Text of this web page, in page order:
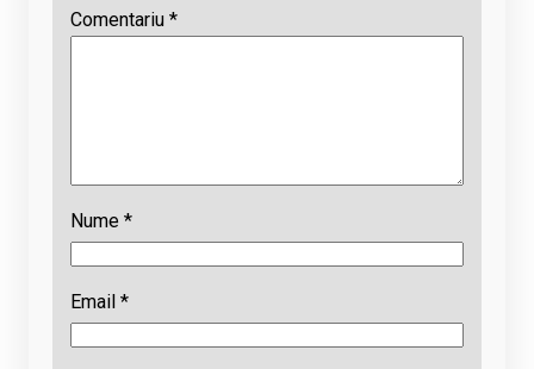
Comentariu *
Nume *
Email *